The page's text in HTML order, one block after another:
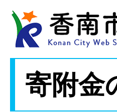
寄附金